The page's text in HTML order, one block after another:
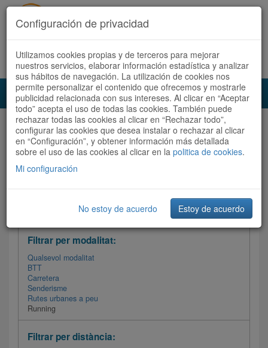
Accedeix Registra't ara Español Català
Audioruta Totes les rutes
Totes les rutes Ordenar per:Més recents/ Dificultat
Filtrar les rutes
Filtrar per modalitat:
Qualsevol modalitat
BTT
Carretera
Senderisme
Rutes urbanes a peu
Running
Filtrar per distància:
Configuración de privacidad
Utilizamos cookies propias y de terceros para mejorar
nuestros servicios, elaborar información estadística y analizar
sus hábitos de navegación. La utilización de cookies nos
permite personalizar el contenido que ofrecemos y mostrarle
publicidad relacionada con sus intereses. Al clicar en “Aceptar
todo” acepta el uso de todas las cookies. También puede
rechazar todas las cookies al clicar en “Rechazar todo”,
configurar las cookies que desea instalar o rechazar al clicar
en “Configuración”, y obtener información más detallada
sobre el uso de las cookies al clicar en la politica de cookies.
Mi configuración
No estoy de acuerdo Estoy de acuerdo